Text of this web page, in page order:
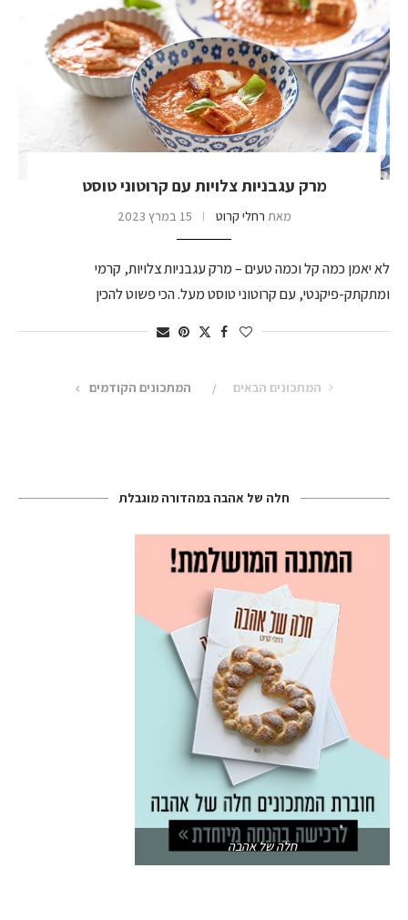
מרק עגבניות צלויות עם קרוטוני טוסט
מאת רחלי קרוט 15 במרץ 2023
לא יאמן כמה קל וכמה טעים – מרק עגבניות צלויות, קרמי
ומתקתק-פיקנטי, עם קרוטוני טוסט מעל. הכי פשוט להכין
המתכונים הבאים המתכונים הקודמים
חלה של אהבה במהדורה מוגבלת
חלה של אהבה